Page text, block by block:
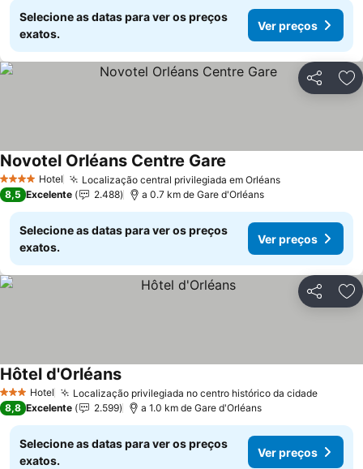
Selecione as datas para ver os preços
exatos.
Ver preços
Partilhar
4 EstrelasHotel Localização central privilegiada em Orléans
Novotel Orléans Centre Gare
8,5 Excelente 2.488 a 0.7 km de Gare d'Orléans
Selecione as datas para ver os preços
exatos.
Ver preços
Partilhar
3 EstrelasHotel Localização privilegiada no centro histórico da cidade
Hôtel d'Orléans
8,8 Excelente 2.599 a 1.0 km de Gare d'Orléans
Selecione as datas para ver os preços
exatos.
Ver preços